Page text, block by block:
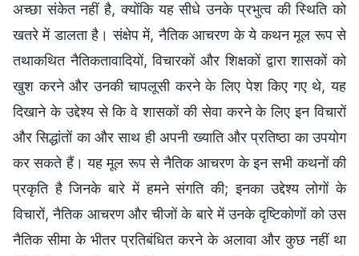
अच्छा संकेत नहीं है, क्योंकि यह सीधे उनके प्रभुत्व की स्थिति को
खतरे में डालता है। संक्षेप में, नैतिक आचरण के ये कथन मूल रूप से
तथाकथित नैतिकतावादियों, विचारकों और शिक्षकों द्वारा शासकों को
खुश करने और उनकी चापलूसी करने के लिए पेश किए गए थे, यह
दिखाने के उद्देश्य से कि वे शासकों की सेवा करने के लिए इन विचारों
और सिद्धांतों का और साथ ही अपनी ख्याति और प्रतिष्ठा का उपयोग
कर सकते हैं। यह मूल रूप से नैतिक आचरण के इन सभी कथनों की
प्रकृति है जिनके बारे में हमने संगति की; इनका उद्देश्य लोगों के
विचारों, नैतिक आचरण और चीजों के बारे में उनके दृष्टिकोणों को उस
नैतिक सीमा के भीतर प्रतिबंधित करने के अलावा और कुछ नहीं था